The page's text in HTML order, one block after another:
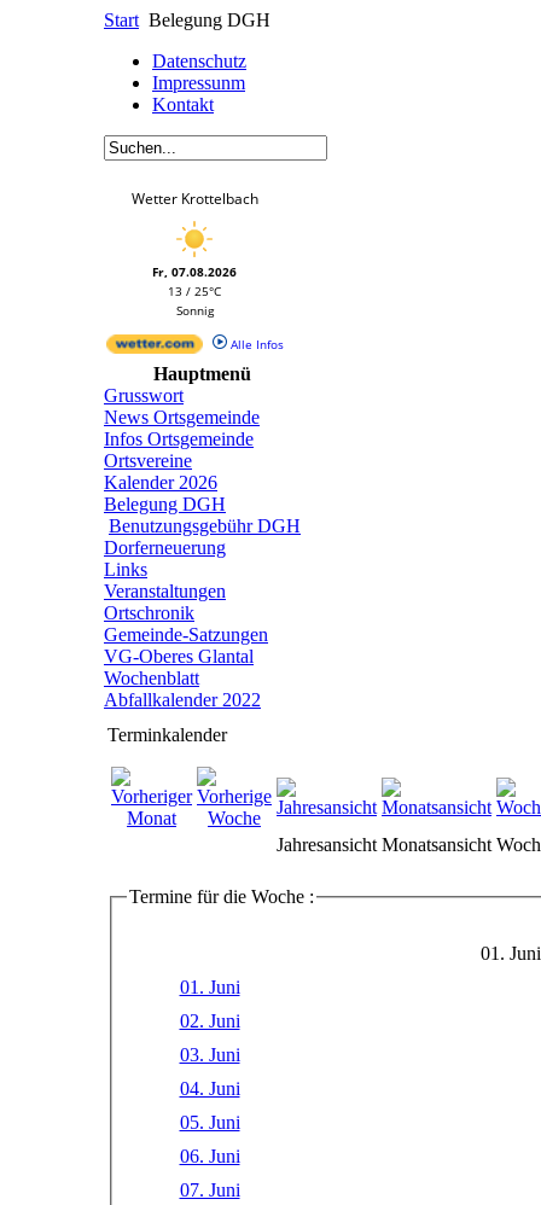
Start Belegung DGH
Datenschutz
Impressunm
Kontakt
Wetter Krottelbach
Fr, 07.08.2026
13 / 25°C
Sonnig
Alle Infos
Hauptmenü
Grusswort
News Ortsgemeinde
Infos Ortsgemeinde
Ortsvereine
Kalender 2026
Belegung DGH
Benutzungsgebühr DGH
Dorferneuerung
Links
Veranstaltungen
Ortschronik
Gemeinde-Satzungen
VG-Oberes Glantal
Wochenblatt
Abfallkalender 2022
Terminkalender
Jahresansicht Monatsansicht
Termine für die Woche :
01.
01. Juni
02. Juni
03. Juni
04. Juni
05. Juni
06. Juni
07. Juni